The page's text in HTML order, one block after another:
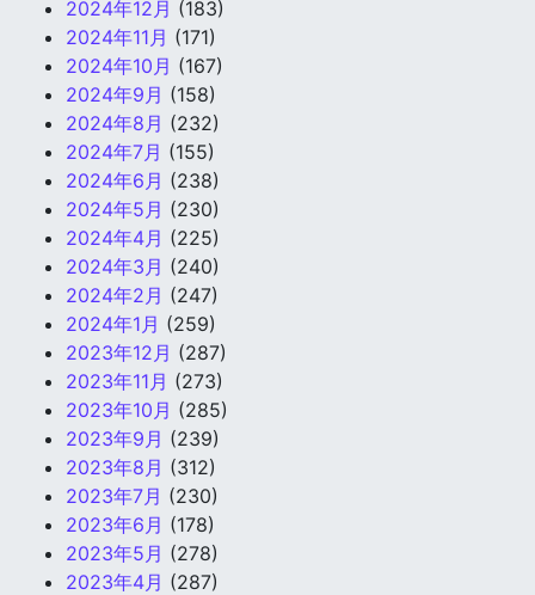
2024年12月 (183)
2024年11月 (171)
2024年10月 (167)
2024年9月 (158)
2024年8月 (232)
2024年7月 (155)
2024年6月 (238)
2024年5月 (230)
2024年4月 (225)
2024年3月 (240)
2024年2月 (247)
2024年1月 (259)
2023年12月 (287)
2023年11月 (273)
2023年10月 (285)
2023年9月 (239)
2023年8月 (312)
2023年7月 (230)
2023年6月 (178)
2023年5月 (278)
2023年4月 (287)